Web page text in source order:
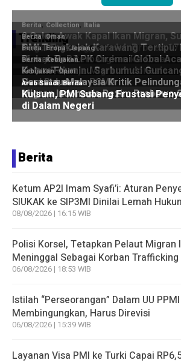
Trending
Berita
Ketum AP2I Imam Syafi’i: Aturan
SIUKAK ke SIP3MI Dinilai Lemah
08/08/2026 | 16:15 WIB
Polisi Korsel, Tetapkan Pelaut Migran
Meninggal Sebagai Korban Trafficking
06/08/2026 | 18:53 WIB
Istilah “Perseorangan” Dalam UU
Membingungkan, Harus Direvisi
06/08/2026 | 15:39 WIB
Layanan Visa PMI ke Turki Capai